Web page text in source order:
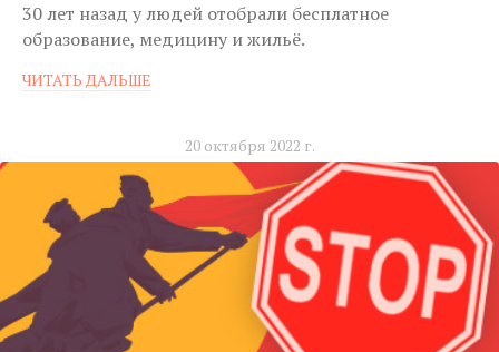
30 лет назад у людей отобрали бесплатное
образование, медицину и жильё.
ЧИТАТЬ ДАЛЬШЕ
20 октября 2022 г.